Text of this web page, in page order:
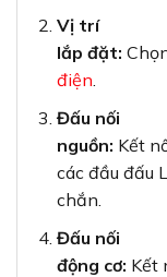
Vị trí
lắp đặt:
điện.
Đấu nối
nguồn: Kết
các đầu đấu
chắn.
Đấu nối
động cơ: Kết